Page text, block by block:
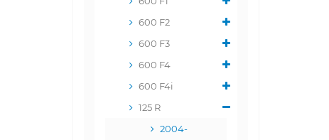
600 F2
600 F3
600 F4
600 F4i
125 R
2004-